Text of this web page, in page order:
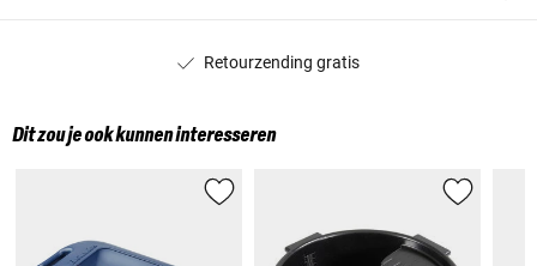
Retourzending gratis
Dit zou je ook kunnen interesseren